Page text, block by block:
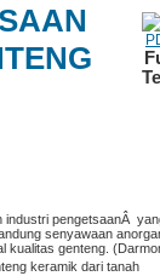
industri pengetsaanÂ
senyawaan
kualitas genteng.
keramik dari tanah